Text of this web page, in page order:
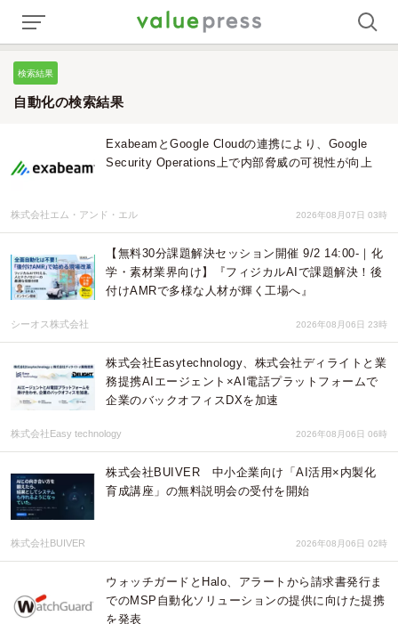
検索結果
自動化の検索結果
ExabeamとGoogle Cloudの連携により、Google
Security Operations上で内部脅威の可視性が向上
株式会社エム・アンド・エル 2026年08月07日 03時
【無料30分課題解決セッション開催 9/2 14:00-｜化
学・素材業界向け】『フィジカルAIで課題解決！後
付けAMRで多様な人材が輝く工場へ』
シーオス株式会社 2026年08月06日 23時
株式会社Easytechnology、株式会社ディライトと業
務提携AIエージェント×AI電話プラットフォームで
企業のバックオフィスDXを加速
株式会社Easy technology 2026年08月06日 06時
株式会社BUIVER 中小企業向け「AI活用×内製化
育成講座」の無料説明会の受付を開始
株式会社BUIVER 2026年08月06日 02時
ウォッチガードとHalo、アラートから請求書発行ま
でのMSP自動化ソリューションの提供に向けた提携
を発表